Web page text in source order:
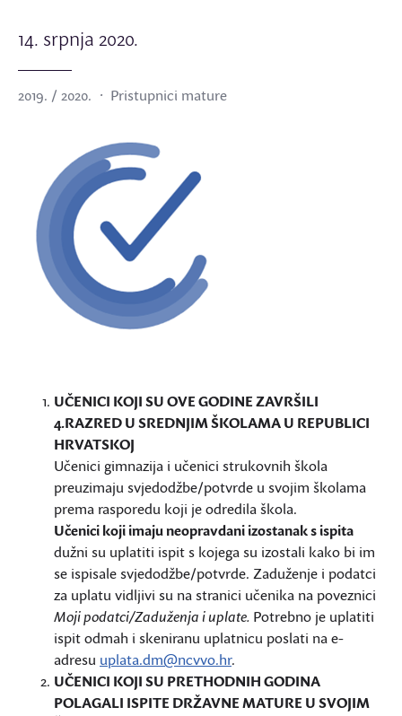
14. srpnja 2020.
2019. / 2020. Pristupnici mature
UČENICI KOJI SU OVE GODINE ZAVRŠILI
4.RAZRED U SREDNJIM ŠKOLAMA U REPUBLICI
HRVATSKOJ
Učenici gimnazija i učenici strukovnih škola
preuzimaju svjedodžbe/potvrde u svojim školama
prema rasporedu koji je odredila škola.
Učenici koji imaju neopravdani izostanak s ispita
dužni su uplatiti ispit s kojega su izostali kako bi im
se ispisale svjedodžbe/potvrde. Zaduženje i podatci
za uplatu vidljivi su na stranici učenika na poveznici
Moji podatci/Zaduženja i uplate. Potrebno je uplatiti
ispit odmah i skeniranu uplatnicu poslati na e-
adresu uplata.dm@ncvvo.hr.
UČENICI KOJI SU PRETHODNIH GODINA
POLAGALI ISPITE DRŽAVNE MATURE U SVOJIM